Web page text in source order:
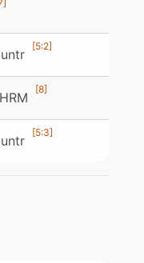
[5:2]
[8]
[5:3]